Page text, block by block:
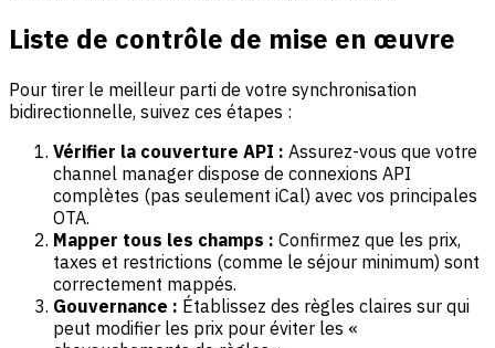
Liste de contrôle de mise en œuvre
Pour tirer le meilleur parti de votre synchronisation
bidirectionnelle, suivez ces étapes :
Vérifier la couverture API : Assurez-vous que votre
channel manager dispose de connexions API
complètes (pas seulement iCal) avec vos principales
OTA.
Mapper tous les champs : Confirmez que les prix,
taxes et restrictions (comme le séjour minimum) sont
correctement mappés.
Gouvernance : Établissez des règles claires sur qui
peut modifier les prix pour éviter les «